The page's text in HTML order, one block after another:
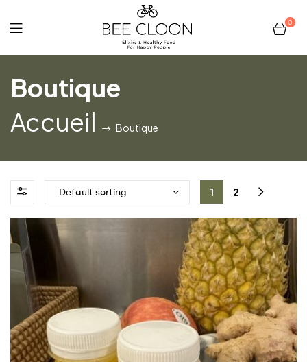
Cloon
0
Boutique
Accueil
Boutique
1 2